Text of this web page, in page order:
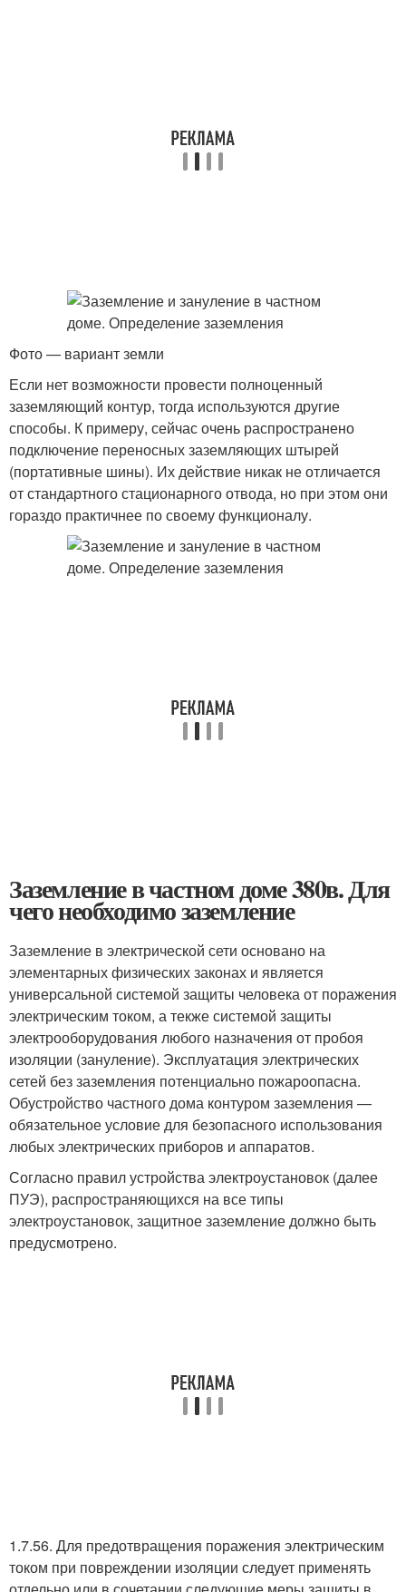
Фото — вариант земли
Если нет возможности провести полноценный
заземляющий контур, тогда используются другие
способы. К примеру, сейчас очень распространено
подключение переносных заземляющих штырей
(портативные шины). Их действие никак не отличается
от стандартного стационарного отвода, но при этом они
гораздо практичнее по своему функционалу.
Заземление в частном доме 380в. Для
чего необходимо заземление
Заземление в электрической сети основано на
элементарных физических законах и является
универсальной системой защиты человека от поражения
электрическим током, а текже системой защиты
электрооборудования любого назначения от пробоя
изоляции (зануление). Эксплуатация электрических
сетей без заземления потенциально пожароопасна.
Обустройство частного дома контуром заземления —
обязательное условие для безопасного использования
любых электрических приборов и аппаратов.
Согласно правил устройства электроустановок (далее
ПУЭ), распространяющихся на все типы
электроустановок, защитное заземление должно быть
предусмотрено.
1.7.56. Для предотвращения поражения электрическим
током при повреждении изоляции следует применять